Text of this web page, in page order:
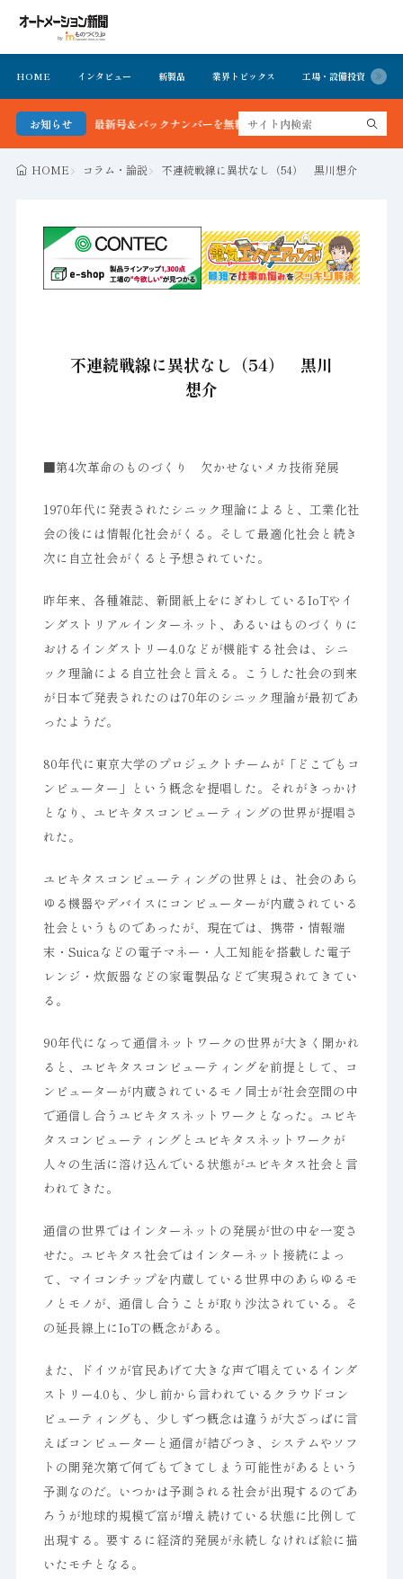
HOME インタビュー 新製品 業界トピックス 工場・設備投資
お知らせ
ン新聞 最新号＆バックナンバーを無料で公開中 詳細はこちら
HOME コラム・論説 不連続戦線に異状なし（54） 黒川想介
不連続戦線に異状なし（54） 黒川
想介
■第4次革命のものづくり 欠かせないメカ技術発展
1970年代に発表されたシニック理論によると、工業化社
会の後には情報化社会がくる。そして最適化社会と続き
次に自立社会がくると予想されていた。
昨年来、各種雑誌、新聞紙上をにぎわしているIoTやイ
ンダストリアルインターネット、あるいはものづくりに
おけるインダストリー4.0などが機能する社会は、シニ
ック理論による自立社会と言える。こうした社会の到来
が日本で発表されたのは70年のシニック理論が最初であ
ったようだ。
80年代に東京大学のプロジェクトチームが「どこでもコ
ンピューター」という概念を提唱した。それがきっかけ
となり、ユビキタスコンピューティングの世界が提唱さ
れた。
ユビキタスコンピューティングの世界とは、社会のあら
ゆる機器やデバイスにコンピューターが内蔵されている
社会というものであったが、現在では、携帯・情報端
末・Suicaなどの電子マネー・人工知能を搭載した電子
レンジ・炊飯器などの家電製品などで実現されてきてい
る。
90年代になって通信ネットワークの世界が大きく開かれ
ると、ユビキタスコンピューティングを前提として、コ
ンピューターが内蔵されているモノ同士が社会空間の中
で通信し合うユビキタスネットワークとなった。ユビキ
タスコンピューティングとユビキタスネットワークが
人々の生活に溶け込んでいる状態がユビキタス社会と言
われてきた。
通信の世界ではインターネットの発展が世の中を一変さ
せた。ユビキタス社会ではインターネット接続によっ
て、マイコンチップを内蔵している世界中のあらゆるモ
ノとモノが、通信し合うことが取り沙汰されている。そ
の延長線上にIoTの概念がある。
また、ドイツが官民あげて大きな声で唱えているインダ
ストリー4.0も、少し前から言われているクラウドコン
ピューティングも、少しずつ概念は違うが大ざっぱに言
えばコンピューターと通信が結びつき、システムやソフ
トの開発次第で何でもできてしまう可能性があるという
予測なのだ。いつかは予測される社会が出現するのであ
ろうが地球的規模で富が増え続けている状態に比例して
出現する。要するに経済的発展が永続しなければ絵に描
いたモチとなる。